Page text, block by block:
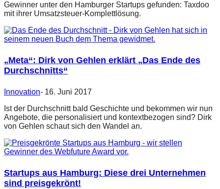
Gewinner unter den Hamburger Startups gefunden: Taxdoo
mit ihrer Umsatzsteuer-Komplettlösung.
„Meta“: Dirk von Gehlen erklärt „Das Ende des
Durchschnitts“
Innovation- 16. Juni 2017
Ist der Durchschnitt bald Geschichte und bekommen wir nun
Angebote, die personalisiert und kontextbezogen sind? Dirk
von Gehlen schaut sich den Wandel an.
Startups aus Hamburg: Diese drei Unternehmen
sind preisgekrönt!